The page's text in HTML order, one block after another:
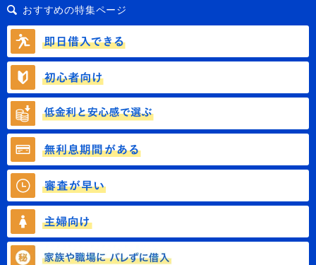
おすすめの特集ページ